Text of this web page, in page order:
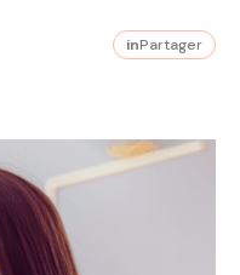
inPartager